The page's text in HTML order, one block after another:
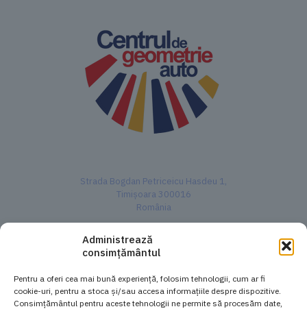
Administrează
consimțământul
Pentru a oferi cea mai bună experiență, folosim tehnologii, cum ar fi
cookie-uri, pentru a stoca și/sau accesa informațiile despre dispozitive.
Consimțământul pentru aceste tehnologii ne permite să procesăm date,
Strada Bogdan Petriceicu Hasdeu 1,
Timișoara 300016
România
Vezi pe Google Maps
Politică cookie-uri
Termeni și Condiții